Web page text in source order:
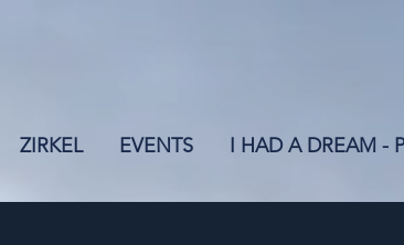
ZIRKEL EVENTS I HAD A DREAM -